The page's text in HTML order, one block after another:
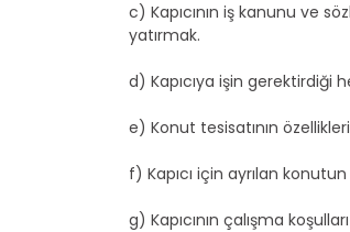
c) Kapıcının iş kanunu ve
yatırmak.
d) Kapıcıya işin
e) Konut tesisatının
f) Kapıcı için ayrılan
g) Kapıcının çalışma